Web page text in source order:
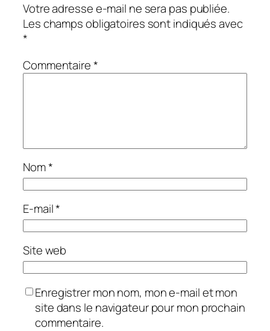
Votre adresse e-mail ne sera pas publiée.
Les champs obligatoires sont indiqués avec
*
Commentaire*
Nom*
E-mail*
Site web
Enregistrer mon nom, mon e-mail et mon
site dans le navigateur pour mon prochain
commentaire.